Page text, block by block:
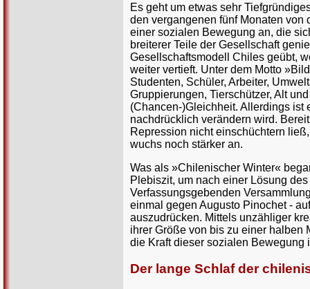
Es geht um etwas sehr
den vergangenen fünf Monaten
einer sozialen Bewegung an, die
breiterer Teile der Gesellschaft
Gesellschaftsmodell Chiles geübt,
weiter vertieft. Unter dem Motto
Studenten, Schüler, Arbeiter,
Gruppierungen, Tierschützer, Alt
(Chancen-)Gleichheit. Allerdings
nachdrücklich verändern wird.
Repression nicht einschüchtern
wuchs noch stärker an.
Was als »Chilenischer Winter«
Plebiszit, um nach einer Lösung
Verfassungsgebenden
einmal gegen Augusto Pinochet -
auszudrücken. Mittels unzähliger
ihrer Größe von bis zu einer halben
die Kraft dieser sozialen Bewegung
Der lange Schlaf der